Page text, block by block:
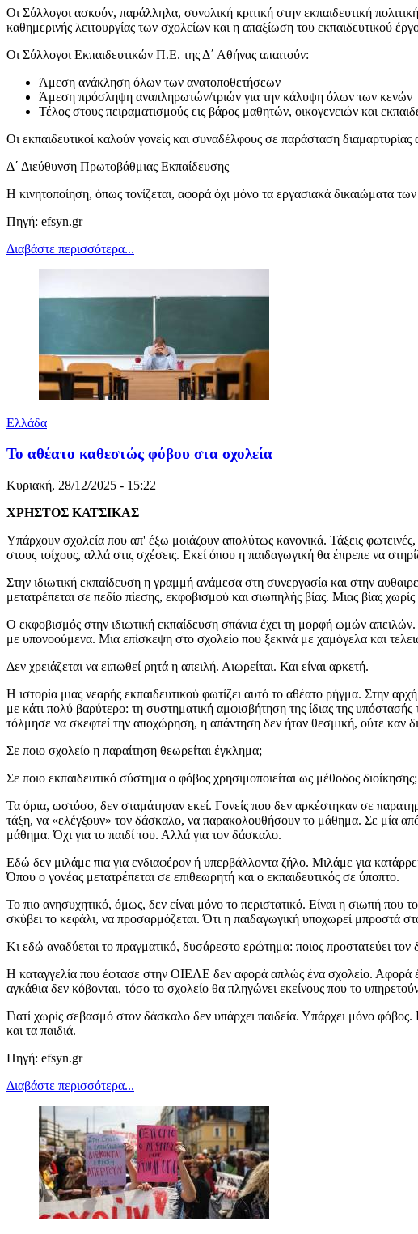
Οι Σύλλογοι ασκούν, παράλληλα, συνολική κριτική στην εκπαιδευτική
καθημερινής λειτουργίας των σχολείων και η απαξίωση του εκπαιδευτικού
Οι Σύλλογοι Εκπαιδευτικών Π.Ε. της Δ΄ Αθήνας απαιτούν:
Άμεση ανάκληση όλων των ανατοποθετήσεων
Άμεση πρόσληψη αναπληρωτών/τριών για την κάλυψη όλων των κενών
Τέλος στους πειραματισμούς εις βάρος μαθητών, οικογενειών και
Οι εκπαιδευτικοί καλούν γονείς και συναδέλφους σε παράσταση
Δ΄ Διεύθυνση Πρωτοβάθμιας Εκπαίδευσης
Η κινητοποίηση, όπως τονίζεται, αφορά όχι μόνο τα εργασιακά δικαιώματα
Πηγή: efsyn.gr
Διαβάστε περισσότερα...
Ελλάδα
Το αθέατο καθεστώς φόβου στα σχολεία
Κυριακή, 28/12/2025 - 15:22
ΧΡΗΣΤΟΣ ΚΑΤΣΙΚΑΣ
Υπάρχουν σχολεία που απ' έξω μοιάζουν απολύτως κανονικά. Τάξεις
στους τοίχους, αλλά στις σχέσεις. Εκεί όπου η παιδαγωγική θα έπρεπε να
Στην ιδιωτική εκπαίδευση η γραμμή ανάμεσα στη συνεργασία και στην
μετατρέπεται σε πεδίο πίεσης, εκφοβισμού και σιωπηλής βίας. Μιας βίας
Ο εκφοβισμός στην ιδιωτική εκπαίδευση σπάνια έχει τη μορφή ωμών
με υπονοούμενα. Μια επίσκεψη στο σχολείο που ξεκινά με χαμόγελα και
Δεν χρειάζεται να ειπωθεί ρητά η απειλή. Αιωρείται. Και είναι αρκετή.
Η ιστορία μιας νεαρής εκπαιδευτικού φωτίζει αυτό το αθέατο ρήγμα. Στην
με κάτι πολύ βαρύτερο: τη συστηματική αμφισβήτηση της ίδιας της
τόλμησε να σκεφτεί την αποχώρηση, η απάντηση δεν ήταν θεσμική, ούτε καν
Σε ποιο σχολείο η παραίτηση θεωρείται έγκλημα;
Σε ποιο εκπαιδευτικό σύστημα ο φόβος χρησιμοποιείται ως μέθοδος διοίκησης;
Τα όρια, ωστόσο, δεν σταμάτησαν εκεί. Γονείς που δεν αρκέστηκαν σε
τάξη, να «ελέγξουν» τον δάσκαλο, να παρακολουθήσουν το μάθημα. Σε μία
μάθημα. Όχι για το παιδί του. Αλλά για τον δάσκαλο.
Εδώ δεν μιλάμε πια για ενδιαφέρον ή υπερβάλλοντα ζήλο. Μιλάμε για
Όπου ο γονέας μετατρέπεται σε επιθεωρητή και ο εκπαιδευτικός σε ύποπτο.
Το πιο ανησυχητικό, όμως, δεν είναι μόνο το περιστατικό. Είναι η σιωπή που
σκύβει το κεφάλι, να προσαρμόζεται. Ότι η παιδαγωγική υποχωρεί μπροστά
Κι εδώ αναδύεται το πραγματικό, δυσάρεστο ερώτημα: ποιος προστατεύει τον
Η καταγγελία που έφτασε στην ΟΙΕΛΕ δεν αφορά απλώς ένα σχολείο. Αφορά
αγκάθια δεν κόβονται, τόσο το σχολείο θα πληγώνει εκείνους που το
Γιατί χωρίς σεβασμό στον δάσκαλο δεν υπάρχει παιδεία. Υπάρχει μόνο
και τα παιδιά.
Πηγή: efsyn.gr
Διαβάστε περισσότερα...